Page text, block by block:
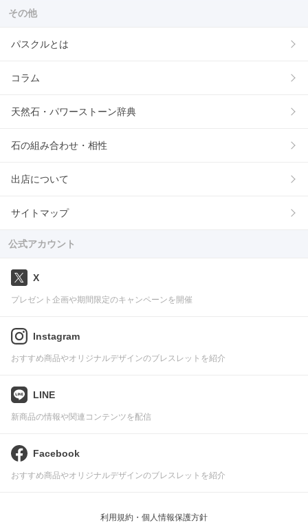
その他
パスクルとは
コラム
天然石・パワーストーン辞典
石の組み合わせ・相性
出店について
サイトマップ
公式アカウント
X
プレゼント企画や期間限定のキャンペーンを開催
Instagram
おすすめ商品やオリジナルデザインのブレスレットを紹介
LINE
新商品の情報や関連コンテンツを配信
Facebook
おすすめ商品やオリジナルデザインのブレスレットを紹介
利用規約・個人情報保護方針